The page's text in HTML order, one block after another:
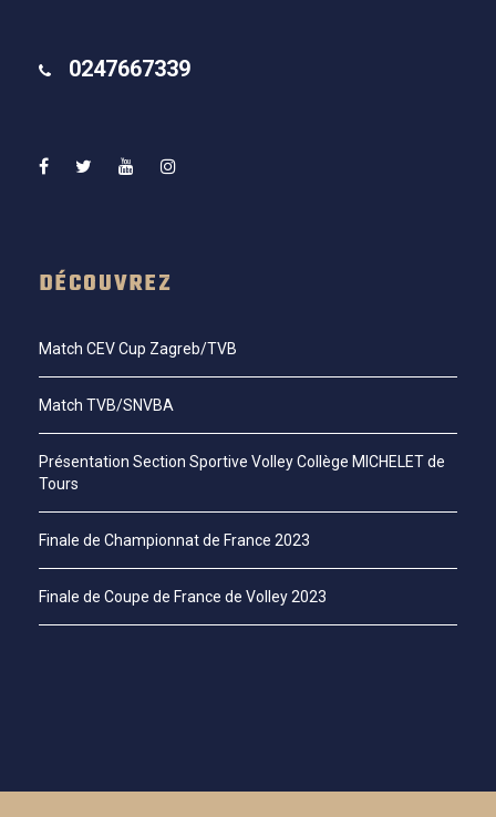
0247667339
DÉCOUVREZ
Match CEV Cup Zagreb/TVB
Match TVB/SNVBA
Présentation Section Sportive Volley Collège MICHELET de
Tours
Finale de Championnat de France 2023
Finale de Coupe de France de Volley 2023